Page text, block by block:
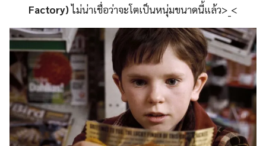
Factory)ไม่น่าเชื่อว่าจะโตเป็นหนุ่มขนาดนี้แล้ว>_<